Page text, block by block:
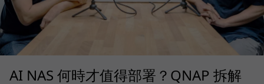
AI NAS 何時才值得部署？QNAP 拆解